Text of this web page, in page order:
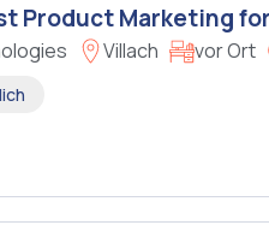
Product Marketing
Villach vor Ort